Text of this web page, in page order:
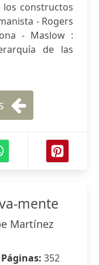
constructos
- Rogers
- Maslow :
de las
mente
Martínez
352